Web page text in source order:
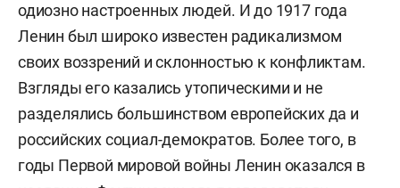
одиозно настроенных людей. И до 1917 года
Ленин был широко известен радикализмом
своих воззрений и склонностью к конфликтам.
Взгляды его казались утопическими и не
разделялись большинством европейских да и
российских социал-демократов. Более того, в
годы Первой мировой войны Ленин оказался в